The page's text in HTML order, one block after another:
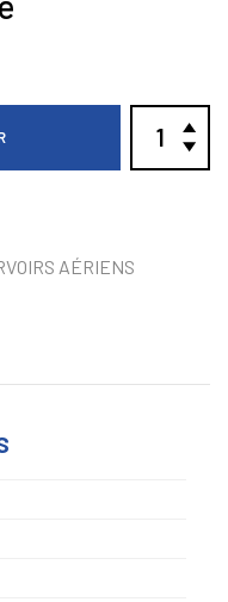
AÉRIENS